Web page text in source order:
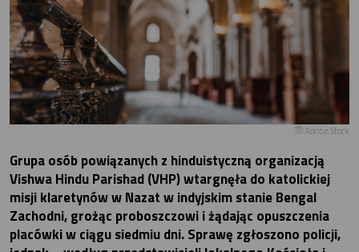
Adobe Stock
Grupa osób powiązanych z hinduistyczną organizacją
Vishwa Hindu Parishad (VHP) wtargnęła do katolickiej
misji klaretynów w Nazat w indyjskim stanie Bengal
Zachodni, grożąc proboszczowi i żądając opuszczenia
placówki w ciągu siedmiu dni. Sprawę zgłoszono policji,